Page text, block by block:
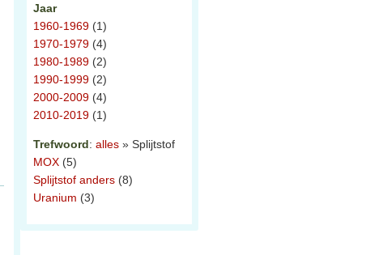
Jaar
1960-1969 (1)
1970-1979 (4)
1980-1989 (2)
1990-1999 (2)
2000-2009 (4)
2010-2019 (1)
Trefwoord: alles » Splijtstof
MOX (5)
Splijtstof anders (8)
Uranium (3)